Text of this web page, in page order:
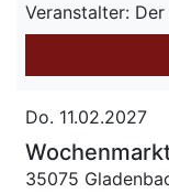
Veranstalter:
Do. 11.02.2027
35075